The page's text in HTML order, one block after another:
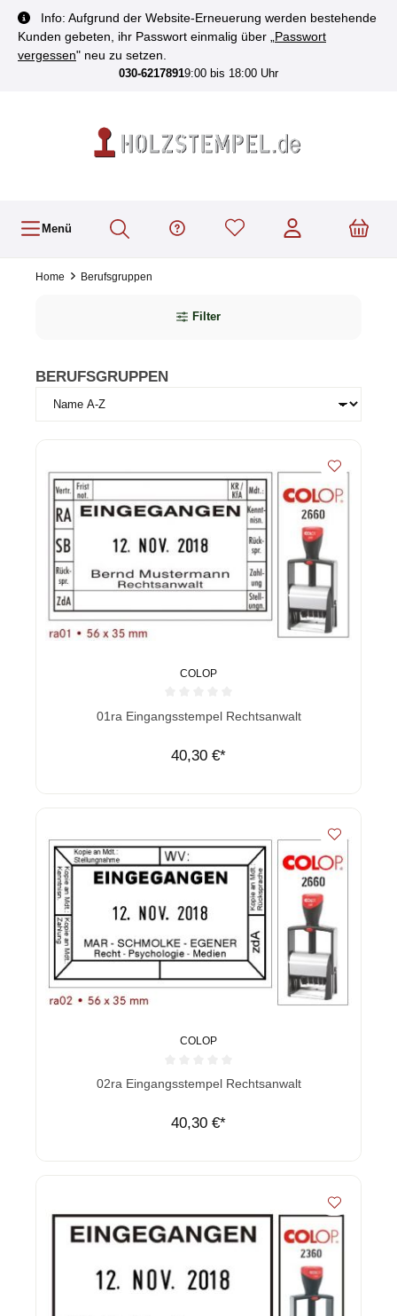
springen
Info: Aufgrund der Website-Erneuerung werden bestehende
Kunden gebeten, ihr Passwort einmalig über „ Passwort
vergessen" neu zu setzen.
030-62178919:00 bis 18:00 Uhr
Menü
Home Berufsgruppen
Filter
BERUFSGRUPPEN
COLOP
Durchschnittliche Bewertung von 0 von 5 Sternen
01ra Eingangsstempel Rechtsanwalt
40,30 €*
COLOP
Durchschnittliche Bewertung von 0 von 5 Sternen
02ra Eingangsstempel Rechtsanwalt
40,30 €*